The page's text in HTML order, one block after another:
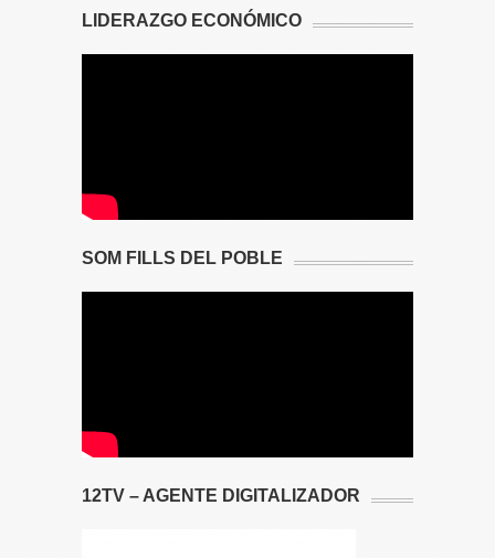
LIDERAZGO ECONÓMICO
SOM FILLS DEL POBLE
12TV – AGENTE DIGITALIZADOR